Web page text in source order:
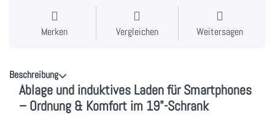
Merken Vergleichen Weitersagen
Beschreibung
Ablage und induktives Laden für Smartphones
– Ordnung & Komfort im 19"-Schrank